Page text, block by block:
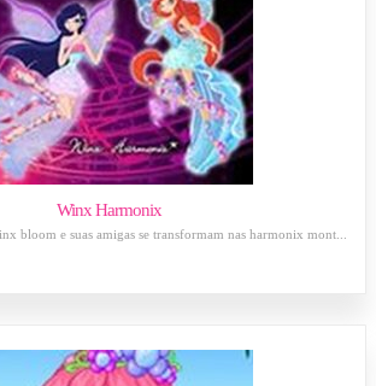
Winx Harmonix
bloom e suas amigas se transformam nas harmonix mont...